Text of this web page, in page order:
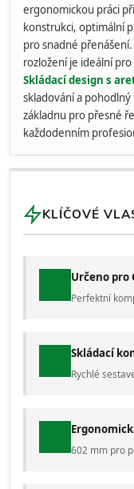
ergonomickou práci
konstrukci, optimální
pro snadné
rozložení je ideální
Skládací design s
skladování a
základnu pro přesné
každodenním
KLÍČOVÉ
Určeno pro
Perfektní
Skládací
Rychlé
602 mm pro